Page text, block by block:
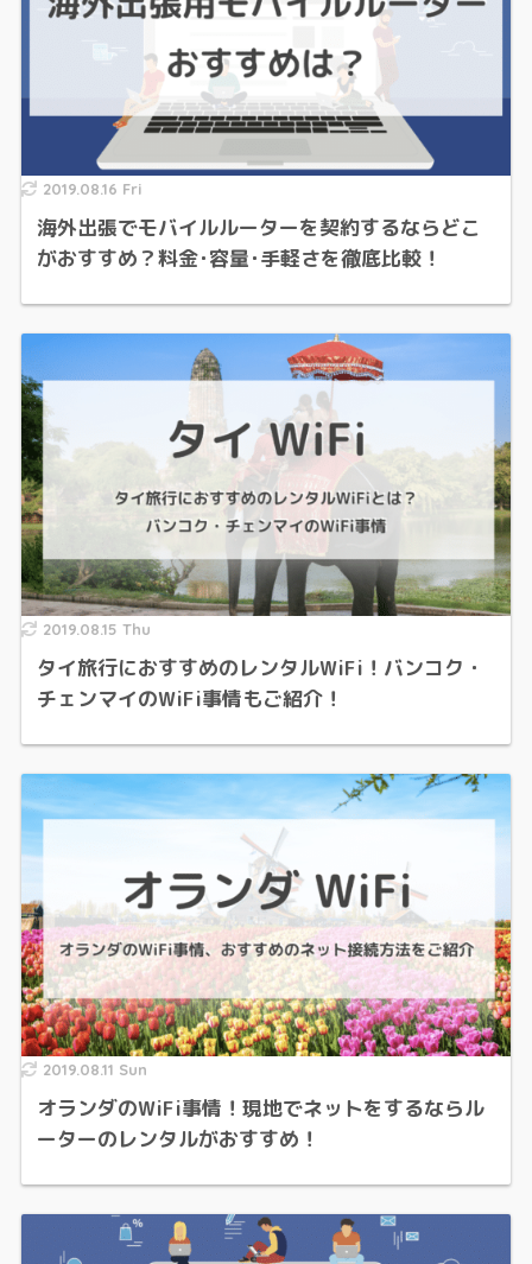
2019.08.16 Fri
海外出張でモバイルルーターを契約するならどこ
がおすすめ？料金･容量･手軽さを徹底比較！
2019.08.15 Thu
タイ旅行におすすめのレンタルWiFi！バンコク・
チェンマイのWiFi事情もご紹介！
2019.08.11 Sun
オランダのWiFi事情！現地でネットをするならル
ーターのレンタルがおすすめ！